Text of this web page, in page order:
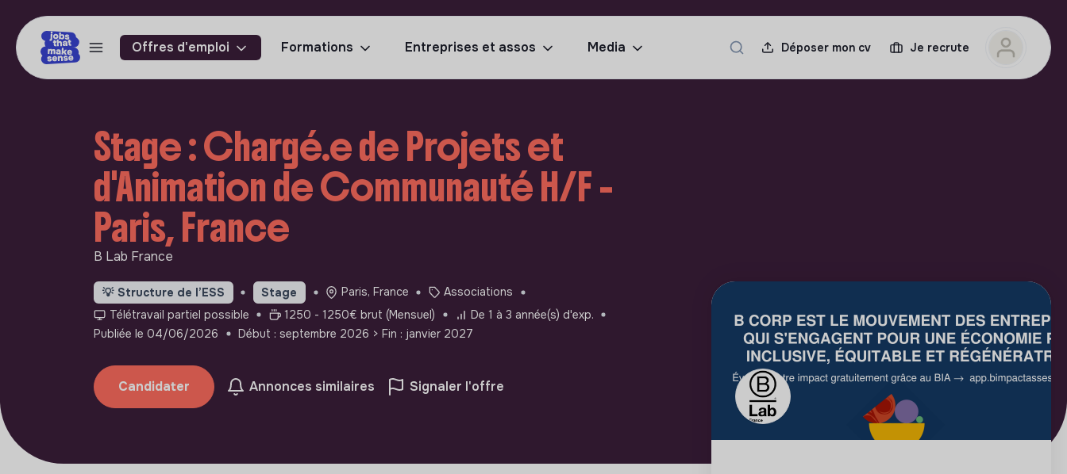
Offres d'emploi Formations Entreprises et assos Media Déposer mon cv Je recrute
Stage : Chargé.e de Projets et
d'Animation de Communauté H/F -
Paris, France
B Lab France
💡 Structure de l’ESS Stage Paris, France
Associations
Télétravail partiel possible
1250 - 1250€ brut (Mensuel)
De 1 à 3 année(s) d'exp.
Publiée le 04/06/2026
Début : septembre 2026 > Fin : janvier 2027
Candidater Annonces similaires Signaler l'offre